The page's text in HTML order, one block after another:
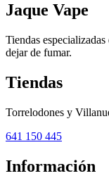
Jaque Vape
Tiendas
dejar de fumar.
Tiendas
Torrelodones y
641 150 445
Información